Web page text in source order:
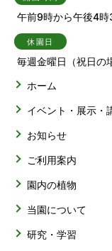
午前9時から午後4
休園日
毎週金曜日（祝日の
ホーム
イベント・展示・
お知らせ
ご利用案内
園内の植物
当園について
研究・学習